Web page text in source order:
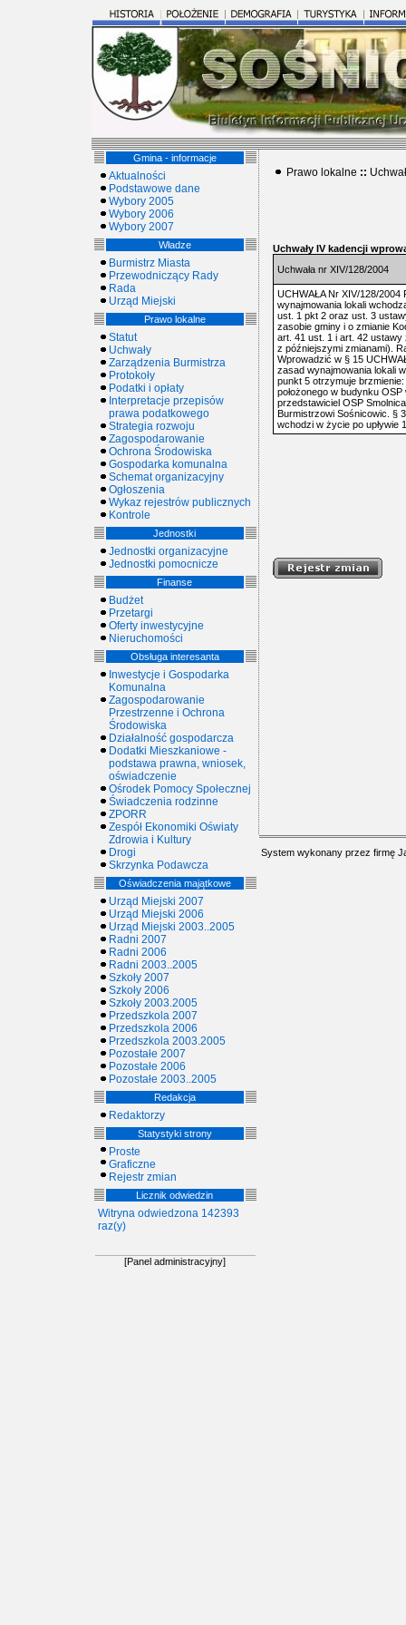
Gmina - informacje
Aktualności
Podstawowe dane
Wybory 2005
Wybory 2006
Wybory 2007
Władze
Burmistrz Miasta
Przewodniczący Rady
Rada
Urząd Miejski
Prawo lokalne
Statut
Uchwały
Zarządzenia Burmistrza
Protokoły
Podatki i opłaty
Interpretacje przepisów
prawa podatkowego
Strategia rozwoju
Zagospodarowanie
Ochrona Środowiska
Gospodarka komunalna
Schemat organizacyjny
Ogłoszenia
Wykaz rejestrów publicznych
Kontrole
Jednostki
Jednostki organizacyjne
Jednostki pomocnicze
Finanse
Budżet
Przetargi
Oferty inwestycyjne
Nieruchomości
Obsługa interesanta
Inwestycje i Gospodarka
Komunalna
Zagospodarowanie
Przestrzenne i Ochrona
Środowiska
Działalność gospodarcza
Dodatki Mieszkaniowe -
podstawa prawna, wniosek,
oświadczenie
Ośrodek Pomocy Społecznej
Świadczenia rodzinne
ZPORR
Zespół Ekonomiki Oświaty
Zdrowia i Kultury
Drogi
Skrzynka Podawcza
Oświadczenia majątkowe
Urząd Miejski 2007
Urząd Miejski 2006
Urząd Miejski 2003..2005
Radni 2007
Radni 2006
Radni 2003..2005
Szkoły 2007
Szkoły 2006
Szkoły 2003.2005
Przedszkola 2007
Przedszkola 2006
Przedszkola 2003.2005
Pozostałe 2007
Pozostałe 2006
Pozostałe 2003..2005
Redakcja
Redaktorzy
Statystyki strony
Proste
Graficzne
Rejestr zmian
Licznik odwiedzin
Witryna odwiedzona 142393
raz(y)
[Panel administracyjny]
Prawo lokalne ::
Uchwały IV kadencji
Uchwała nr XIV/128/2004
UCHWAŁA Nr XIV/128/
wynajmowania lokali
ust. 1 pkt 2 oraz ust. 3
zasobie gminy i o zmianie
art. 41 ust. 1 i art. 42
z późniejszymi zmianami).
Wprowadzić w § 15
zasad wynajmowania lokali
punkt 5 otrzymuje
położonego w budynku
przedstawiciel OSP
Burmistrzowi Sośnicowic. §
wchodzi w życie po upływie
System wykonany przez firmę